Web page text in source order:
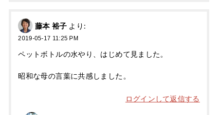
藤本 裕子 より:
2019-05-17 11:25 PM
ペットボトルの水やり、はじめて見ました。
昭和な母の言葉に共感しました。
ログインして返信する